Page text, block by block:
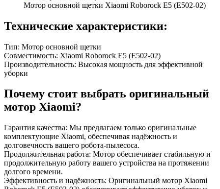
Мотор основной щетки Xiaomi Roborock E5 (E502-02)
Технические характеристики:
Тип: Мотор основной щетки
Совместимость: Xiaomi Roborock E5 (E502-02)
Производительность: Высокая мощность для эффективной
уборки
Почему стоит выбрать оригинальный
мотор Xiaomi?
Гарантия качества: Мы предлагаем только оригинальные
комплектующие Xiaomi, обеспечивая надёжность и
долговечность вашего робота-пылесоса.
Продолжительная работа: Мотор обеспечивает стабильную и
продолжительную работу вашего устройства на протяжении
долгого времени.
Эффективность и надёжность: Оригинальный мотор Xiaomi